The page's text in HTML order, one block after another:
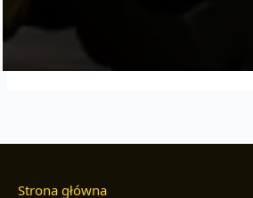
Strona główna